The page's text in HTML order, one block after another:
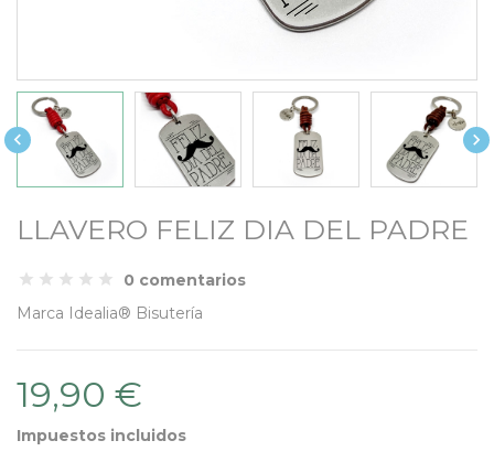
 
LLAVERO FELIZ DIA DEL PADRE
0 comentarios
Marca Idealia® Bisutería
19,90 €
Impuestos incluidos